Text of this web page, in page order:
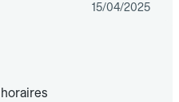
15/04/2025